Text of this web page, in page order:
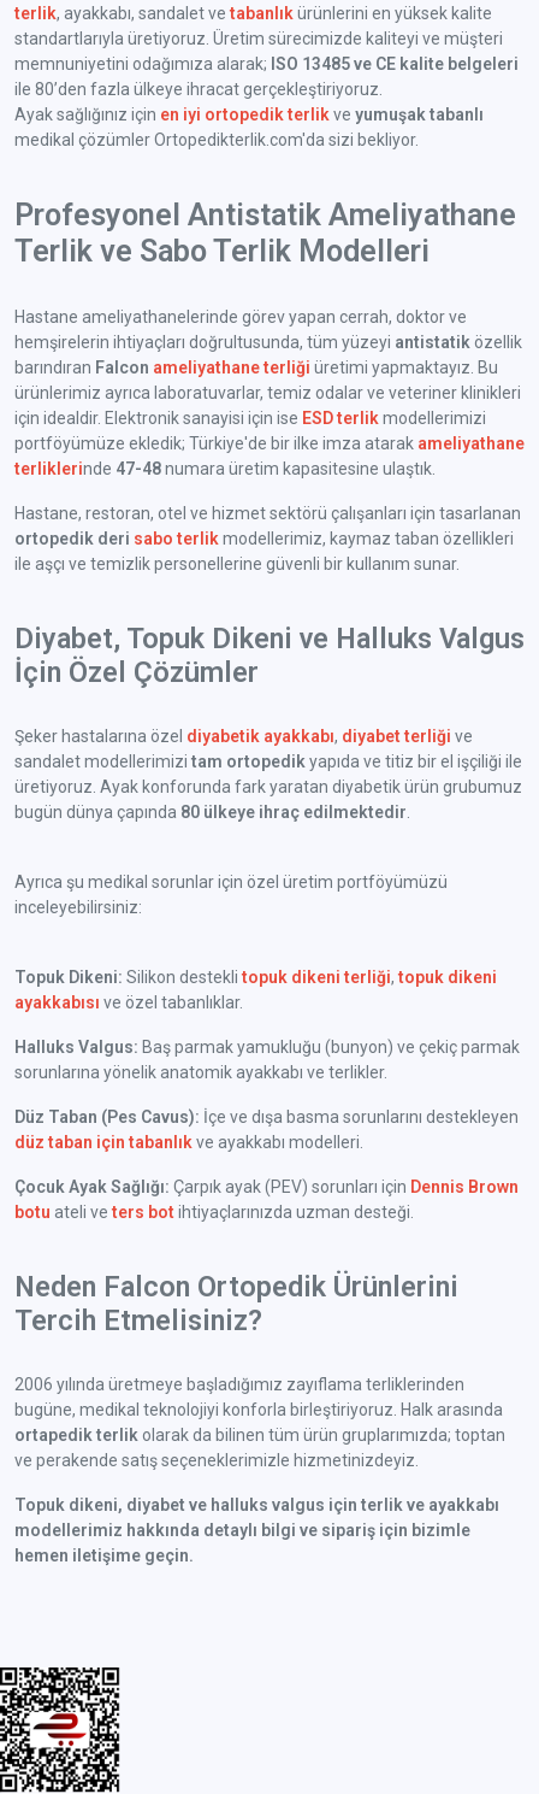
terlik, ayakkabı, sandalet vetabanlık ürünlerini en yüksek kalite
standartlarıyla üretiyoruz. Üretim sürecimizde kaliteyi ve müşteri
memnuniyetini odağımıza alarak; ISO 13485 ve CE kalite belgeleri
ile 80’den fazla ülkeye ihracat gerçekleştiriyoruz.
Ayak sağlığınız için en iyi ortopedik terlik ve yumuşak tabanlı
medikal çözümler Ortopedikterlik.com'da sizi bekliyor.
Profesyonel Antistatik Ameliyathane
Terlik ve Sabo Terlik Modelleri
Hastane ameliyathanelerinde görev yapan cerrah, doktor ve
hemşirelerin ihtiyaçları doğrultusunda, tüm yüzeyi antistatik özellik
barındıran Falcon ameliyathane terliği üretimi yapmaktayız. Bu
ürünlerimiz ayrıca laboratuvarlar, temiz odalar ve veteriner klinikleri
için idealdir. Elektronik sanayisi için ise ESD terlik modellerimizi
portföyümüze ekledik; Türkiye'de bir ilke imza atarak ameliyathane
terliklerinde 47-48numara üretim kapasitesine ulaştık.
Hastane, restoran, otel ve hizmet sektörü çalışanları için tasarlanan
ortopedik deri sabo terlik modellerimiz, kaymaz taban özellikleri
ile aşçı ve temizlik personellerine güvenli bir kullanım sunar.
Diyabet, Topuk Dikeni ve Halluks Valgus
İçin Özel Çözümler
Şeker hastalarına özel diyabetik ayakkabı, diyabet terliği ve
sandalet modellerimizi tam ortopedik yapıda ve titiz bir el işçiliği ile
üretiyoruz. Ayak konforunda fark yaratan diyabetik ürün grubumuz
bugün dünya çapında 80 ülkeye ihraç edilmektedir
Ayrıca şu medikal sorunlar için özel üretim portföyümüzü
inceleyebilirsiniz:
Topuk Dikeni: Silikon desteklitopuk dikeni terliği,topuk dikeni
ayakkabısı ve özel tabanlıklar.
Halluks Valgus: Baş parmak yamukluğu (bunyon) ve çekiç parmak
sorunlarına yönelik anatomik ayakkabı ve terlikler.
Düz Taban (Pes Cavus): İçe ve dışa basma sorunlarını destekleyen
düz taban için tabanlık ve ayakkabı modelleri.
Çocuk Ayak Sağlığı: Çarpık ayak (PEV) sorunları için Dennis Brown
botu ateli veters bot ihtiyaçlarınızda uzman desteği.
Neden Falcon Ortopedik Ürünlerini
Tercih Etmelisiniz?
2006 yılında üretmeye başladığımız zayıflama terliklerinden
bugüne, medikal teknolojiyi konforla birleştiriyoruz. Halk arasında
ortapedik terlik olarak da bilinen tüm ürün gruplarımızda; toptan
ve perakende satış seçeneklerimizle hizmetinizdeyiz.
Topuk dikeni, diyabet ve halluks valgus için terlik ve ayakkabı
modellerimiz hakkında detaylı bilgi ve sipariş için bizimle
hemen iletişime geçin.